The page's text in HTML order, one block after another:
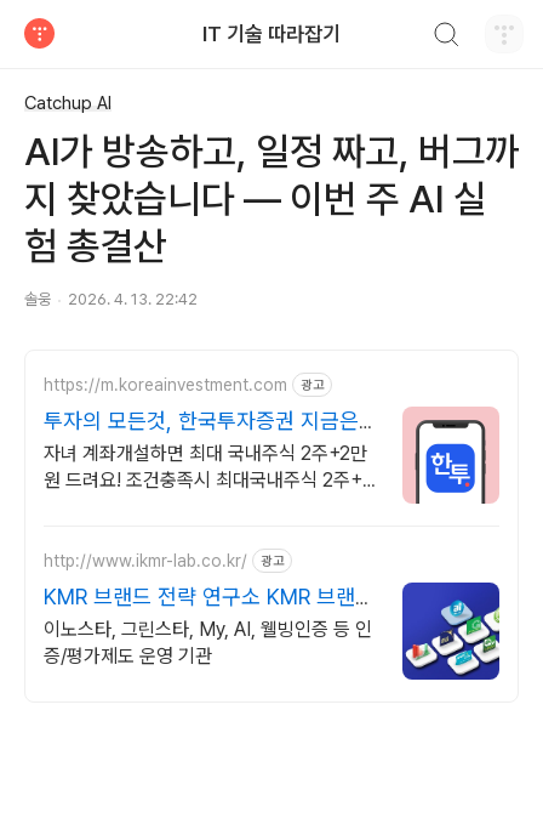
IT 기술 따라잡기
Catchup AI
AI가 방송하고, 일정 짜고, 버그까
지 찾았습니다 — 이번 주 AI 실
험 총결산
솔웅 2026. 4. 13. 22:42
https://m.koreainvestment.com 광고
투자의 모든것, 한국투자증권 지금은
한국투자!
자녀 계좌개설하면 최대 국내주식 2주+2만
원 드려요! 조건충족시 최대국내주식 2주+2
http://www.ikmr-lab.co.kr/ 광고
KMR 브랜드 전략 연구소 KMR 브랜드
전략연구소
이노스타, 그린스타, My, AI, 웰빙인증 등 인
증/평가제도 운영 기관